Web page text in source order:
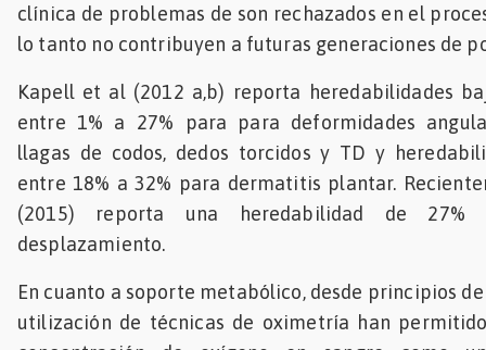
clínica de problemas de son rechazados en el
lo tanto no contribuyen a futuras generaciones de
Kapell et al (2012 a,b) reporta heredabilidades
entre 1% a 27% para para deformidades
llagas de codos, dedos torcidos y TD y
entre 18% a 32% para dermatitis plantar.
(2015) reporta una heredabilidad de 27%
desplazamiento.
En cuanto a soporte metabólico, desde principios de
utilización de técnicas de oximetría han